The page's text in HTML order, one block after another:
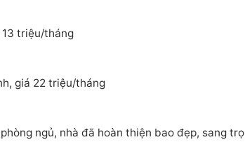
13 triệu/tháng
giá 22 triệu/tháng
ngủ, nhà đã hoàn thiện bao đẹp, sang